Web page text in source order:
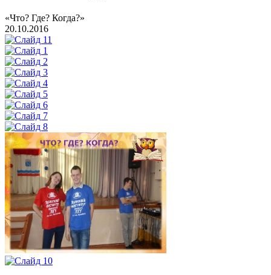
«Что? Где? Когда?»
20.10.2016